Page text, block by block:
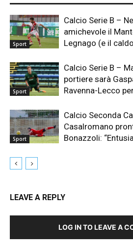
Sport
Calcio Serie B –
amichevole il
Legnago (e il
Sport
Calcio Serie B –
portiere sarà
Ravenna-Lecco
Sport
Calcio Seconda
Casalromano
Bonazzoli:
LEAVE A REPLY
LOG IN TO LEAVE A